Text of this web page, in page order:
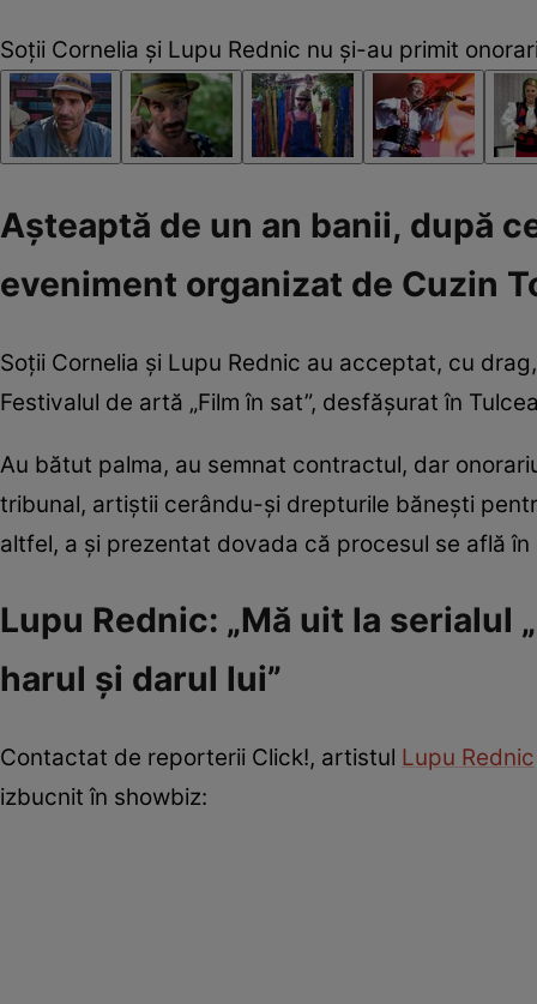
Soții Cornelia și Lupu Rednic nu și-au primit
Așteaptă de un an banii, după
eveniment organizat de Cuzin
Soții Cornelia și Lupu Rednic au acceptat, cu
Festivalul de artă „Film în sat”, desfășurat în
Au bătut palma, au semnat contractul, dar
tribunal, artiștii cerându-și drepturile bănești
altfel, a și prezentat dovada că procesul se află
Lupu Rednic: „Mă uit la serialul
harul și darul lui”
Contactat de reporterii Click!, artistul Lupu Rednic
izbucnit în showbiz: